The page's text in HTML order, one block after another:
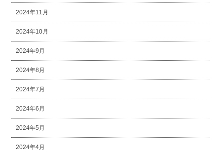
2024年11月
2024年10月
2024年9月
2024年8月
2024年7月
2024年6月
2024年5月
2024年4月